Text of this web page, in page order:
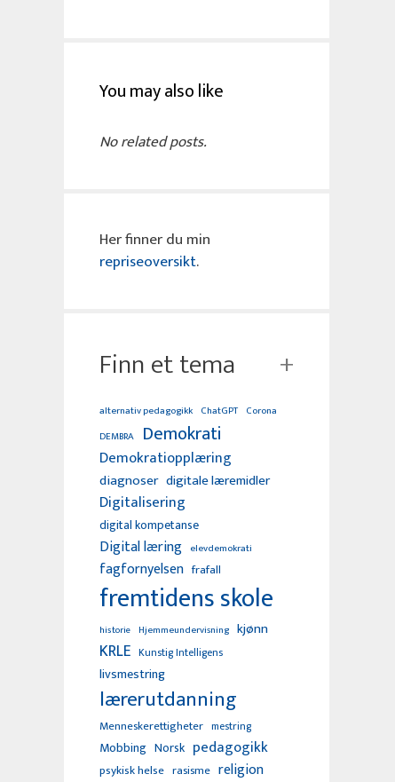
You may also like
No related posts.
Her finner du min
repriseoversikt.
Finn et tema
alternativ pedagogikk ChatGPT Corona
DEMBRA Demokrati
Demokratiopplæring
diagnoser digitale læremidler
Digitalisering
digital kompetanse
Digital læring elevdemokrati
fagfornyelsen frafall
fremtidens skole
historie Hjemmeundervisning kjønn
KRLE Kunstig Intelligens
livsmestring
lærerutdanning
Menneskerettigheter mestring
Mobbing Norsk pedagogikk
psykisk helse rasisme religion